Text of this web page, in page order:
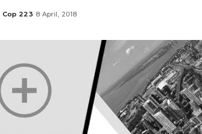
Posted
Cop 223 8 April, 2018